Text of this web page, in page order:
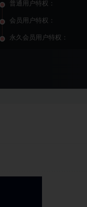
普通用户特权：
会员用户特权：
永久会员用户特权：